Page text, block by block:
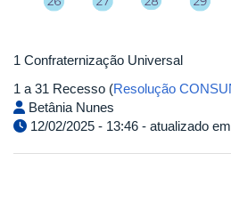
1 Confraternização Universal
1 a 31 Recesso (Resolução
Betânia Nunes
12/02/2025 - 13:46 - atualizado